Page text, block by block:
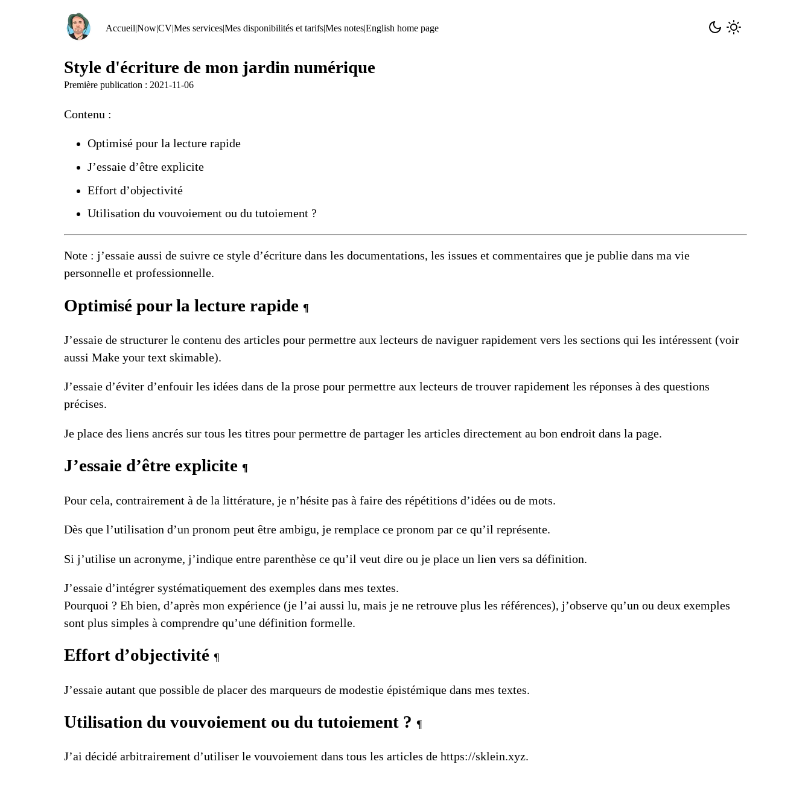
Accueil|Now|CV|Mes services|Mes disponibilités et tarifs|Mes notes|English home page
Style d'écriture de mon jardin numérique
Première publication : 2021-11-06
Contenu :
Optimisé pour la lecture rapide
J’essaie d’être explicite
Effort d’objectivité
Utilisation du vouvoiement ou du tutoiement ?
Note : j’essaie aussi de suivre ce style d’écriture dans les documentations, les issues et commentaires que je publie dans ma vie
personnelle et professionnelle.
Optimisé pour la lecture rapide ¶
J’essaie de structurer le contenu des articles pour permettre aux lecteurs de naviguer rapidement vers les sections qui les intéressent(voir
aussi Make your text skimable).
J’essaie d’éviter d’enfouir les idées dans de la prose pour permettre aux lecteurs de trouver rapidement les réponses à des questions
précises.
Je place des liens ancrés sur tous les titres pour permettre de partager les articles directement au bon endroit dans la page.
J’essaie d’être explicite ¶
Pour cela, contrairement à de la littérature, je n’hésite pas à faire des répétitions d’idées ou de mots.
Dès que l’utilisation d’un pronom peut être ambigu, je remplace ce pronom par ce qu’il représente.
Si j’utilise un acronyme, j’indique entre parenthèse ce qu’il veut dire ou je place un lien vers sa définition.
J’essaie d’intégrer systématiquement des exemples dans mes textes.
Pourquoi ? Eh bien, d’après mon expérience (je l’ai aussi lu, mais je ne retrouve plus les références), j’observe qu’un ou deux exemples
sont plus simples à comprendre qu’une définition formelle.
Effort d’objectivité ¶
J’essaie autant que possible de placer des marqueurs de modestie épistémiquedans mes textes.
Utilisation du vouvoiement ou du tutoiement ? ¶
J’ai décidé arbitrairement d’utiliser le vouvoiement dans tous les articles de https://sklein.xyz.